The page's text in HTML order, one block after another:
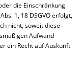
die Einschränkung
1, 18 DSGVO erfolgt,
nicht, soweit diese
Aufwand
ein Recht auf Auskunft